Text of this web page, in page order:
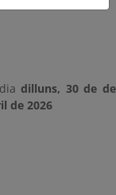
diadilluns, 30 de de
de 2026